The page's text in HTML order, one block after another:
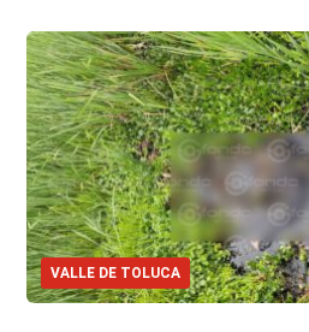
VALLE DE TOLUCA